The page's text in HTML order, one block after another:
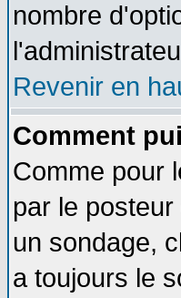
nombre
Revenir en
Comment
Comme pour
par le
un sondage,
a toujours le